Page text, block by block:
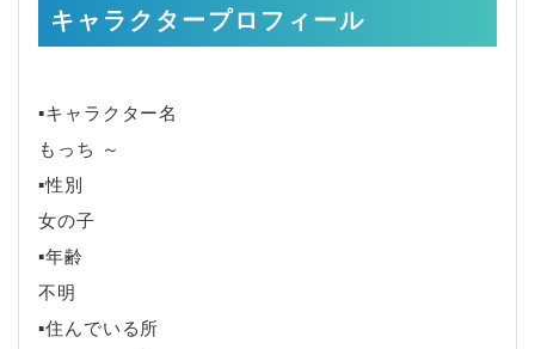
キャラクタープロフィール
▪キャラクター名
もっち ～
▪性別
女の子
▪年齢
不明
▪住んでいる所